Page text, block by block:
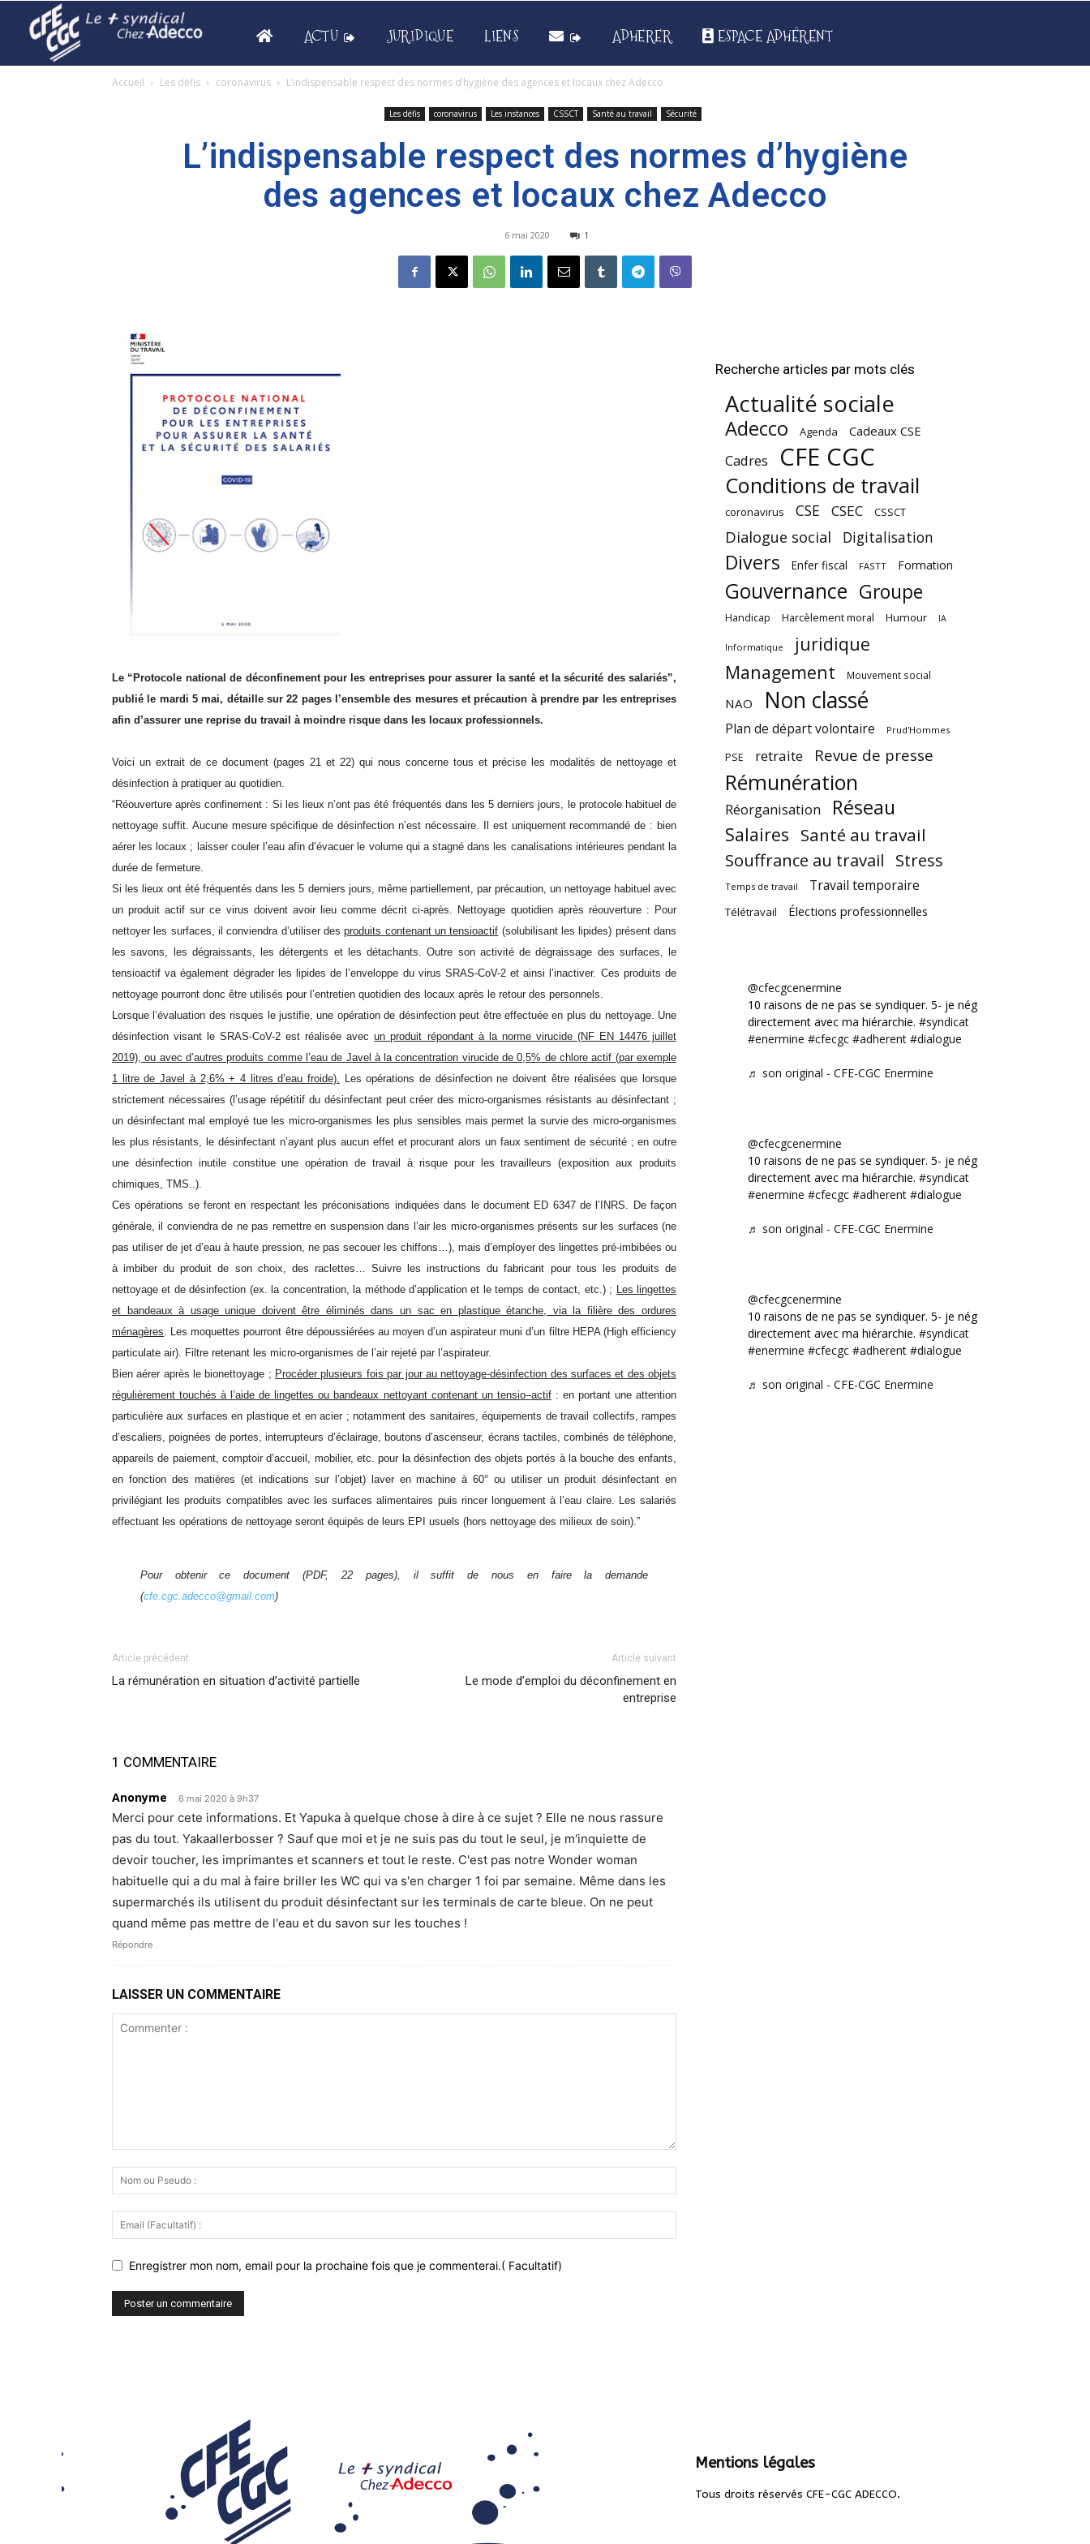
ACTU JURIDIQUE LIENS ADHERER ESPACE ADHÉRENT
Accueil Les défis coronavirus L’indispensable respect des normes d’hygiène des agences et locaux chez Adecco
Les défis coronavirus Les instances CSSCT Santé au travail Sécurité
L’indispensable respect des normes d’hygiène
des agences et locaux chez Adecco
6 mai 2020 1
Le “Protocole national de déconfinement pour les entreprises pour assurer la santé et la sécurité des salariés”,
publié le mardi 5 mai, détaille sur 22 pages l’ensemble des mesures et précaution à prendre par les entreprises
afin d’assurer une reprise du travail à moindre risque dans les locaux professionnels.
Voici un extrait de ce document (pages 21 et 22) qui nous concerne tous et précise les modalités de nettoyage et
désinfection à pratiquer au quotidien.
“Réouverture après confinement : Si les lieux n’ont pas été fréquentés dans les 5 derniers jours, le protocole habituel de
nettoyage suffit. Aucune mesure spécifique de désinfection n’est nécessaire. Il est uniquement recommandé de : bien
aérer les locaux ; laisser couler l’eau afin d’évacuer le volume qui a stagné dans les canalisations intérieures pendant la
durée de fermeture.
Si les lieux ont été fréquentés dans les 5 derniers jours, même partiellement, par précaution, un nettoyage habituel avec
un produit actif sur ce virus doivent avoir lieu comme décrit ci-après. Nettoyage quotidien après réouverture : Pour
nettoyer les surfaces, il conviendra d’utiliser desproduits contenant un tensioactif (solubilisant les lipides) présent dans
les savons, les dégraissants, les détergents et les détachants. Outre son activité de dégraissage des surfaces, le
tensioactif va également dégrader les lipides de l’enveloppe du virus SRAS-CoV-2 et ainsi l’inactiver. Ces produits de
nettoyage pourront donc être utilisés pour l’entretien quotidien des locaux après le retour des personnels.
Lorsque l’évaluation des risques le justifie, une opération de désinfection peut être effectuée en plus du nettoyage. Une
désinfection visant le SRAS-CoV-2 est réalisée avecun produit répondant à la norme virucide (NF EN 14476 juillet
2019), ou avec d’autres produits comme l’eau de Javel à la concentration virucide de 0,5% de chlore actif (par exemple
1 litre de Javel à 2,6% + 4 litres d’eau froide).
Les opérations de désinfection ne doivent être réalisées que lorsque
strictement nécessaires (l’usage répétitif du désinfectant peut créer des micro-organismes résistants au désinfectant ;
un désinfectant mal employé tue les micro-organismes les plus sensibles mais permet la survie des micro-organismes
les plus résistants, le désinfectant n’ayant plus aucun effet et procurant alors un faux sentiment de sécurité ; en outre
une désinfection inutile constitue une opération de travail à risque pour les travailleurs (exposition aux produits
chimiques, TMS..).
Ces opérations se feront en respectant les préconisations indiquées dans le document ED 6347 de l’INRS. De façon
générale, il conviendra de ne pas remettre en suspension dans l’air les micro-organismes présents sur les surfaces (ne
pas utiliser de jet d’eau à haute pression, ne pas secouer les chiffons…), mais d’employer des lingettes pré-imbibées ou
àimbiber du produit de son choix, des raclettes…Suivre les instructions du fabricant pour tous les produits de
nettoyage et de désinfection (ex. la concentration, la méthode d’application et le temps de contact, etc.); Les lingettes
et bandeaux à usage unique doivent être éliminés dans un sac en plastique étanche, via la filière des ordures
ménagères
Les moquettes pourront être dépoussiérées au moyen d’un aspirateur muni d’un filtre HEPA (High efficiency
particulate air). Filtre retenant les micro-organismes de l’air rejeté par l’aspirateur.
Bien aérer après le bionettoyage ; Procéder plusieurs fois par jour au nettoyage-désinfection des surfaces et des objets
régulièrement touchés à l’aide de lingettes ou bandeaux nettoyant contenant un tensio–actif: en portant une attention
particulière aux surfaces en plastique et en acier ; notamment des sanitaires, équipements de travail collectifs, rampes
d’escaliers, poignées de portes, interrupteurs d’éclairage, boutonsd’ascenseur, écrans tactiles, combinés de téléphone,
appareils de paiement,comptoir d’accueil, mobilier, etc.
pour la désinfection des objets portés à la bouche des enfants,
en fonction des matières (et indications sur l’objet) laver en machine à 60° ou utiliser unproduit désinfectant en
privilégiant les produits compatibles avec les surfacesalimentaires puis rincer longuement à l’eau claire. Les salariés
effectuant les opérations de nettoyage seront équipés de leurs EPI usuels (hors nettoyage des milieux de soin).”
Pour obtenir ce document (PDF, 22 pages), il suffit de nous en faire la demande
(cfe.cgc.adecco@gmail.com)
Article précédent
La rémunération en situation d’activité partielle
Article suivant
Le mode d’emploi du déconfinement en
entreprise
1 COMMENTAIRE
Anonyme 6 mai 2020 à 9h37
Merci pour cete informations. Et Yapuka à quelque chose à dire à ce sujet ? Elle ne nous rassure
pas du tout. Yakaallerbosser ? Sauf que moi et je ne suis pas du tout le seul, je m'inquiette de
devoir toucher, les imprimantes et scanners et tout le reste. C'est pas notre Wonder woman
habituelle qui a du mal à faire briller les WC qui va s'en charger 1 foi par semaine. Même dans les
supermarchés ils utilisent du produit désinfectant sur les terminals de carte bleue. On ne peut
quand même pas mettre de l'eau et du savon sur les touches !
Répondre
LAISSER UN COMMENTAIRE
Enregistrer mon nom, email pour la prochaine fois que je commenterai.( Facultatif)
Recherche articles par mots clés
Actualité sociale
Adecco Agenda Cadeaux CSE
Cadres CFE CGC
Conditions de travail
coronavirus CSE CSEC CSSCT
Dialogue social Digitalisation
Divers Enfer fiscal FASTT Formation
Gouvernance Groupe
Handicap Harcèlement moral Humour IA
Informatique
juridique
Management
Mouvement social
NAO Non classé
Plan de départ volontaire Prud'Hommes
PSE retraite Revue de presse
Rémunération
Réorganisation Réseau
Salaires Santé au travail
Souffrance au travail Stress
Temps de travail Travail temporaire
Télétravail Élections professionnelles
@cfecgcenermine
10 raisons de ne pas se syndiquer. 5- je négocie
directement avec ma hiérarchie. #syndicat
#enermine #cfecgc #adherent #dialogue
♬ son original - CFE-CGC Enermine
@cfecgcenermine
10 raisons de ne pas se syndiquer. 5- je négocie
directement avec ma hiérarchie. #syndicat
#enermine #cfecgc #adherent #dialogue
♬ son original - CFE-CGC Enermine
@cfecgcenermine
10 raisons de ne pas se syndiquer. 5- je négocie
directement avec ma hiérarchie. #syndicat
#enermine #cfecgc #adherent #dialogue
♬ son original - CFE-CGC Enermine
Mentions légales
Tous droits réservés CFE-CGC ADECCO.